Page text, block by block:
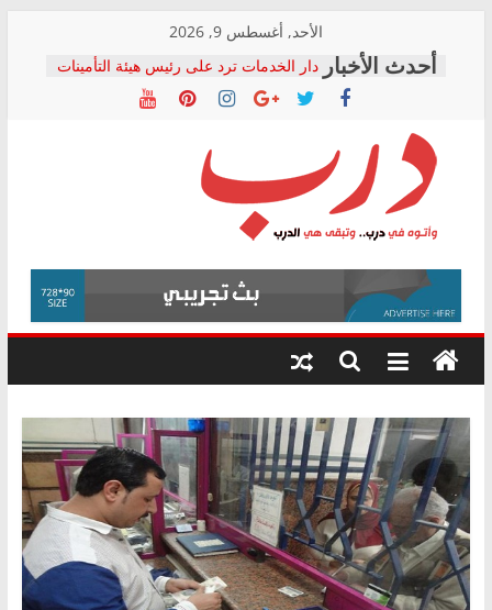
content
الأحد, أغسطس 9, 2026
دار الخدمات ترد على رئيس هيئة التأمينات
بعد مؤتمره الصحفي: إنكار الأزمة لا ينهي
معاناة أصحاب المعاشات.. ونطالب بكشف
فرحات سليمان يكتب: القطاع الصحي إلى
أين؟
حزب التحالف الشعبي يطلق لجنة “الحق
في الصحة” بالإسكندرية لرصد الانتهاكات
ودعم المرضى
الوزاري لمدينة الصحفيين.. وانتهاء أعمال
إنشاء المبنى الإداري
المجلس القومي لحقوق الإنسان يعلن
متابعة قضية الدكتور محمد زهران.. ويؤكد:
قرينة البراءة وضمانات المحاكمة العادلة
درب
وأتوه
درب..
وتبقى
هي